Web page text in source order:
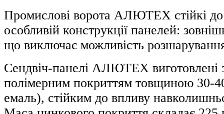
Промислові ворота АЛЮТЕХ стійкі до
особливій конструкції панелей:
що виключає можливість розшарування
Сендвіч-панелі АЛЮТЕХ виготовлені
полімерним покриттям товщиною 30-
емаль), стійким до впливу